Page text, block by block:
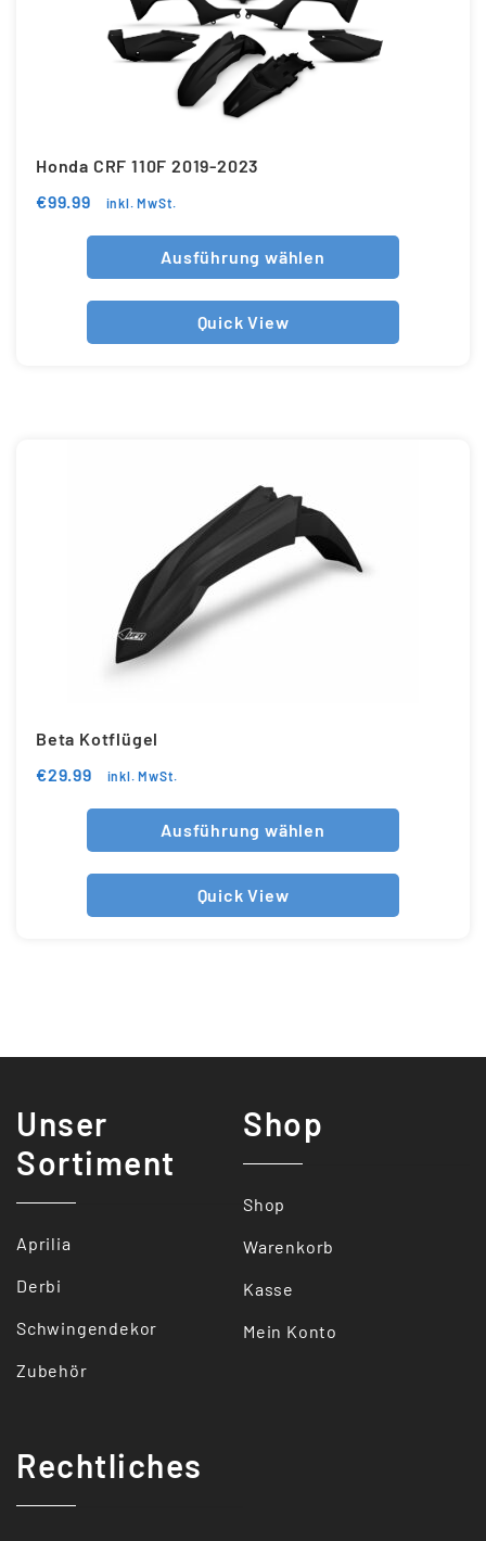
Honda CRF 110F 2019-2023
€99.99 inkl. MwSt.
Ausführung wählen
Quick View
Beta Kotflügel
€29.99 inkl. MwSt.
Ausführung wählen
Quick View
Unser
Sortiment
Aprilia
Derbi
Schwingendekor
Zubehör
Shop
Shop
Warenkorb
Kasse
Mein Konto
Rechtliches